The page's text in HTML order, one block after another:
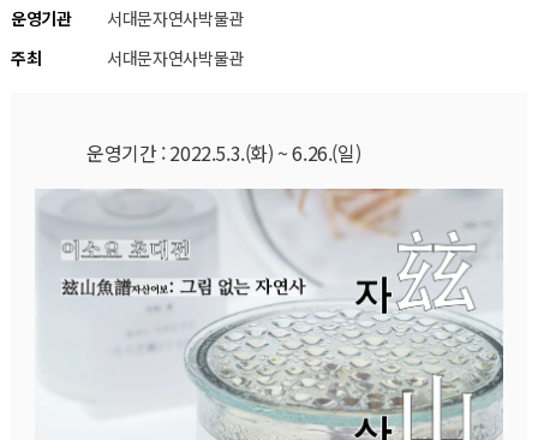
운영기관
서대문자연사박물관
주최
서대문자연사박물관
            운영기간 : 2022.5.3.(화) ~ 6.26.(일)